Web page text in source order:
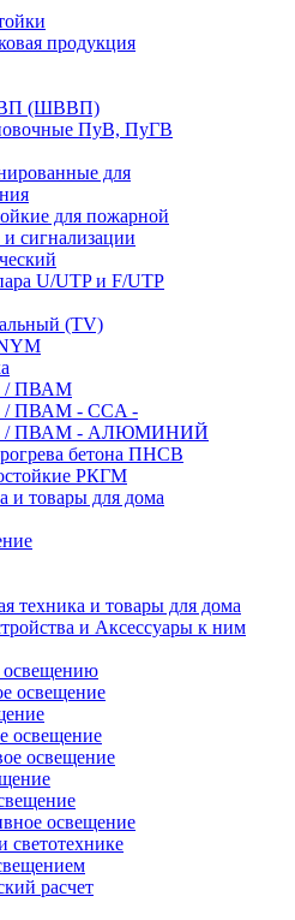
продукция
(ШВВП)
ПуВ, ПуГВ
для
для пожарной
и сигнализации
U/UTP и F/UTP
(TV)
/ ПВАМ
/ ПВАМ - CCA -
/ ПВАМ - АЛЮМИНИЙ
бетона ПНСВ
РКГМ
и товары для дома
техника и товары для дома
и Аксессуары к ним
освещение
освещение
освещение
освещение
светотехнике
расчет